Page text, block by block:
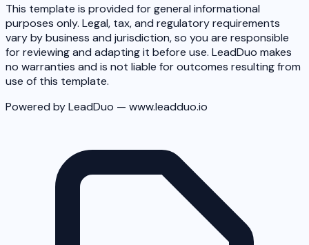
This template is provided for general informational
purposes only. Legal, tax, and regulatory requirements
vary by business and jurisdiction, so you are responsible
for reviewing and adapting it before use. LeadDuo makes
no warranties and is not liable for outcomes resulting from
use of this template.
Powered by LeadDuo — www.leadduo.io